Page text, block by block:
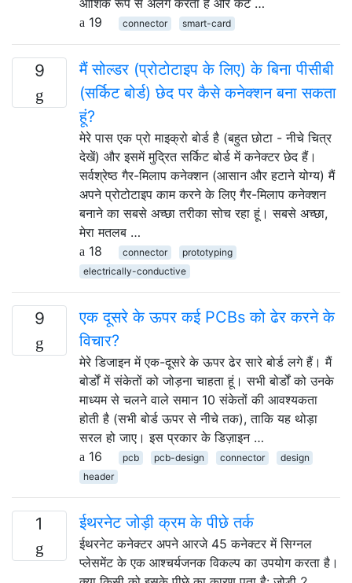
आंशिक रूप से अलग करता है और कट …
19
connector smart-card
9
मैं सोल्डर (प्रोटोटाइप के लिए) के बिना पीसीबी
(सर्किट बोर्ड) छेद पर कैसे कनेक्शन बना सकता
हूं?
मेरे पास एक प्रो माइक्रो बोर्ड है (बहुत छोटा - नीचे चित्र
देखें) और इसमें मुद्रित सर्किट बोर्ड में कनेक्टर छेद हैं।
सर्वश्रेष्ठ गैर-मिलाप कनेक्शन (आसान और हटाने योग्य) मैं
अपने प्रोटोटाइप काम करने के लिए गैर-मिलाप कनेक्शन
बनाने का सबसे अच्छा तरीका सोच रहा हूं। सबसे अच्छा,
मेरा मतलब …
18
connector
prototyping
electrically-conductive
9
एक दूसरे के ऊपर कई PCBs को ढेर करने के
विचार?
मेरे डिजाइन में एक-दूसरे के ऊपर ढेर सारे बोर्ड लगे हैं। मैं
बोर्डों में संकेतों को जोड़ना चाहता हूं। सभी बोर्डों को उनके
माध्यम से चलने वाले समान 10 संकेतों की आवश्यकता
होती है (सभी बोर्ड ऊपर से नीचे तक), ताकि यह थोड़ा
सरल हो जाए। इस प्रकार के डिज़ाइन …
16
pcb pcb-design connector
design
header
1 ईथरनेट जोड़ी क्रम के पीछे तर्क
ईथरनेट कनेक्टर अपने आरजे 45 कनेक्टर में सिग्नल
प्लेसमेंट के एक आश्चर्यजनक विकल्प का उपयोग करता है।